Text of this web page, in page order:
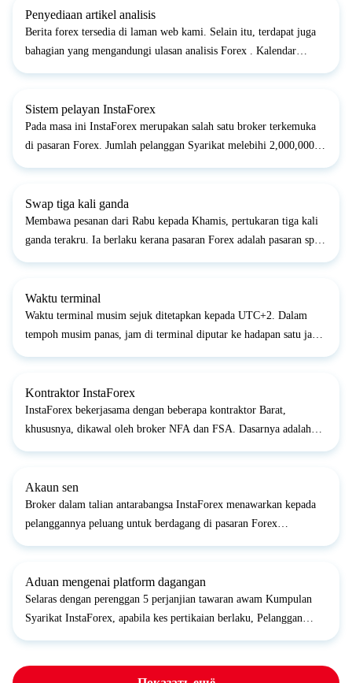
Penyediaan artikel analisis
Berita forex tersedia di laman web kami. Selain itu, terdapat juga
bahagian yang mengandungi ulasan analisis Forex . Kalendar
Sistem pelayan InstaForex
Pada masa ini InstaForex merupakan salah satu broker terkemuka
di pasaran Forex. Jumlah pelanggan Syarikat melebihi 2,000,000
Swap tiga kali ganda
Membawa pesanan dari Rabu kepada Khamis, pertukaran tiga kali
ganda terakru. Ia berlaku kerana pasaran Forex adalah pasaran spot.
Waktu terminal
Waktu terminal musim sejuk ditetapkan kepada UTC+2. Dalam
tempoh musim panas, jam di terminal diputar ke hadapan satu jam
Kontraktor InstaForex
InstaForex bekerjasama dengan beberapa kontraktor Barat,
khususnya, dikawal oleh broker NFA dan FSA. Dasarnya adalah
Akaun sen
Broker dalam talian antarabangsa InstaForex menawarkan kepada
pelanggannya peluang untuk berdagang di pasaran Forex
dimaksudkan u...
Aduan mengenai platform dagangan
Selaras dengan perenggan 5 perjanjian tawaran awam Kumpulan
Syarikat InstaForex, apabila kes pertikaian berlaku, Pelanggan